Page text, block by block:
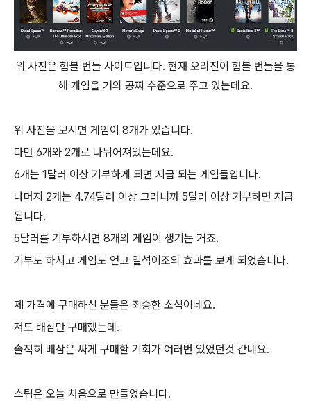
위 사진은 험블 번들 사이트입니다. 현재 오리진이 험블 번들을 통
해 게임을 거의 공짜 수준으로 주고 있는데요.
위 사진을 보시면 게임이 8개가 있습니다.
다만 6개와 2개로 나뉘어져있는데요.
6개는 1달러 이상 기부하게 되면 지급 되는 게임들입니다.
나머지 2개는 4.74달러 이상 그러니까 5달러 이상 기부하면 지급
됩니다.
5달러를 기부하시면 8개의 게임이 생기는 거죠.
기부도 하시고 게임도 얻고 일석이조의 효과를 보게 되었습니다.
제 가격에 구매하신 분들은 죄송한 소식이네요.
저도 배삼만 구매했는데.
솔직히 배삼은 싸게 구매할 기회가 여러번 있었던것 같네요.
스팀은 오늘 처음으로 만들었습니다.